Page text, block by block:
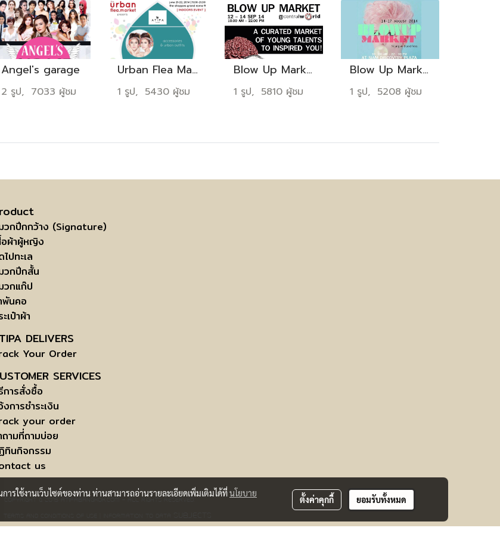
Angel's garage
2 รูป, 7033 ผู้ชม
Urban Flea Market
1 รูป, 5430 ผู้ชม
Blow Up Market
1 รูป, 5810 ผู้ชม
Blow Up Market
1 รูป, 5208 ผู้ชม
วกปีกกว้าง (Signature)
อผ้าผู้หญิง
ไปทะเล
วกปีกสั้น
วกแก๊ป
พันคอ
เป๋าผ้า
DELIVERS
Your Order
SERVICES
การสั่งซื้อ
งการชำระเงิน
your order
ถามที่ถามบ่อย
ทินกิจกรรม
us
รใช้งานเว็บไซต์ของท่าน ท่านสามารถอ่านรายละเอียดเพิ่มเติมได้ที่นโยบาย
ตั้งค่าคุกกี้ ยอมรับทั้งหมด